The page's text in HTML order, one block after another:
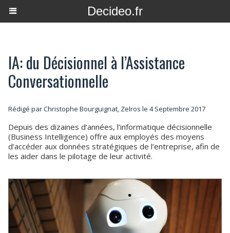
Decideo.fr
IA: du Décisionnel à l’Assistance
Conversationnelle
Rédigé par Christophe Bourguignat, Zelros le 4 Septembre 2017
Depuis des dizaines d’années, l’informatique décisionnelle
(Business Intelligence) offre aux employés des moyens
d’accéder aux données stratégiques de l’entreprise, afin de
les aider dans le pilotage de leur activité.